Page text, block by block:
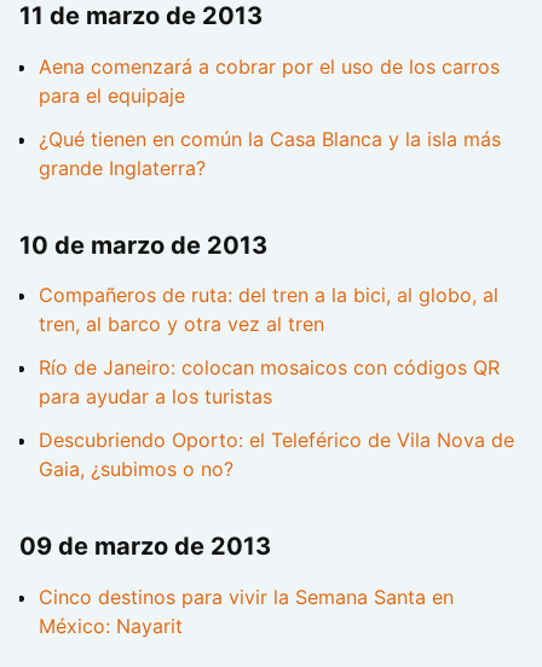
11 de marzo de 2013
Aena comenzará a cobrar por el uso de los carros
para el equipaje
¿Qué tienen en común la Casa Blanca y la isla más
grande Inglaterra?
10 de marzo de 2013
Compañeros de ruta: del tren a la bici, al globo, al
tren, al barco y otra vez al tren
Río de Janeiro: colocan mosaicos con códigos QR
para ayudar a los turistas
Descubriendo Oporto: el Teleférico de Vila Nova de
Gaia, ¿subimos o no?
09 de marzo de 2013
Cinco destinos para vivir la Semana Santa en
México: Nayarit